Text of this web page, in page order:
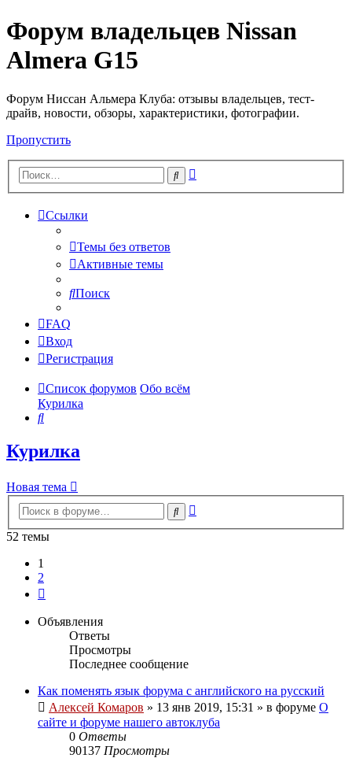
Форум владельцев Nissan
Almera G15
Форум Ниссан Альмера Клуба: отзывы владельцев, тест-
драйв, новости, обзоры, характеристики, фотографии.
Пропустить
Поиск
Ссылки
Темы без ответов
Активные темы
Поиск
FAQ
Вход
Регистрация
Список форумов Обо всём
Курилка
Поиск
Курилка
Новая тема
Поиск
52 темы
1
2
Объявления
Ответы
Просмотры
Последнее сообщение
Как поменять язык форума с английского на русский
Алексей Комаров » 13 янв 2019, 15:31 » в форуме О
сайте и форуме нашего автоклуба
0 Ответы
90137 Просмотры